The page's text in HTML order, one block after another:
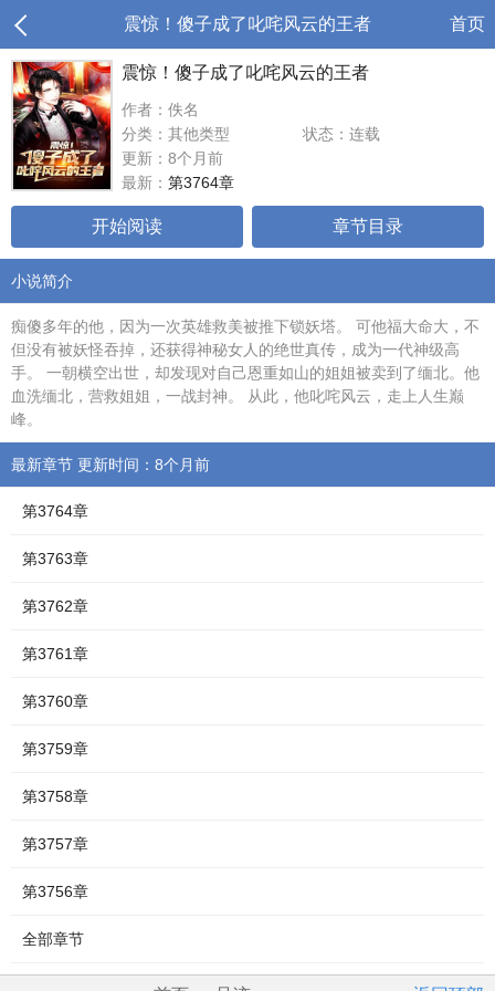
震惊！傻子成了叱咤风云的王者 首页
震惊！傻子成了叱咤风云的王者
作者：佚名
分类：其他类型
状态：连载
更新：8个月前
最新： 第3764章
开始阅读 章节目录
小说简介
痴傻多年的他，因为一次英雄救美被推下锁妖塔。 可他福大命大，不
但没有被妖怪吞掉，还获得神秘女人的绝世真传，成为一代神级高
手。 一朝横空出世，却发现对自己恩重如山的姐姐被卖到了缅北。他
血洗缅北，营救姐姐，一战封神。 从此，他叱咤风云，走上人生巅
峰。
最新章节 更新时间：8个月前
第3764章
第3763章
第3762章
第3761章
第3760章
第3759章
第3758章
第3757章
第3756章
全部章节